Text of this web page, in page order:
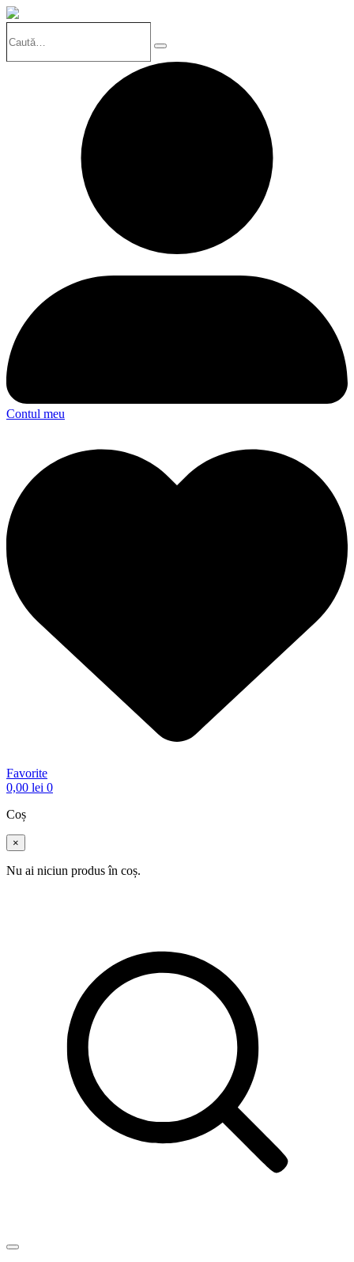
Search
Contul meu
Favorite
0,00 lei 0
Coș
×
Nu ai niciun produs în coș.